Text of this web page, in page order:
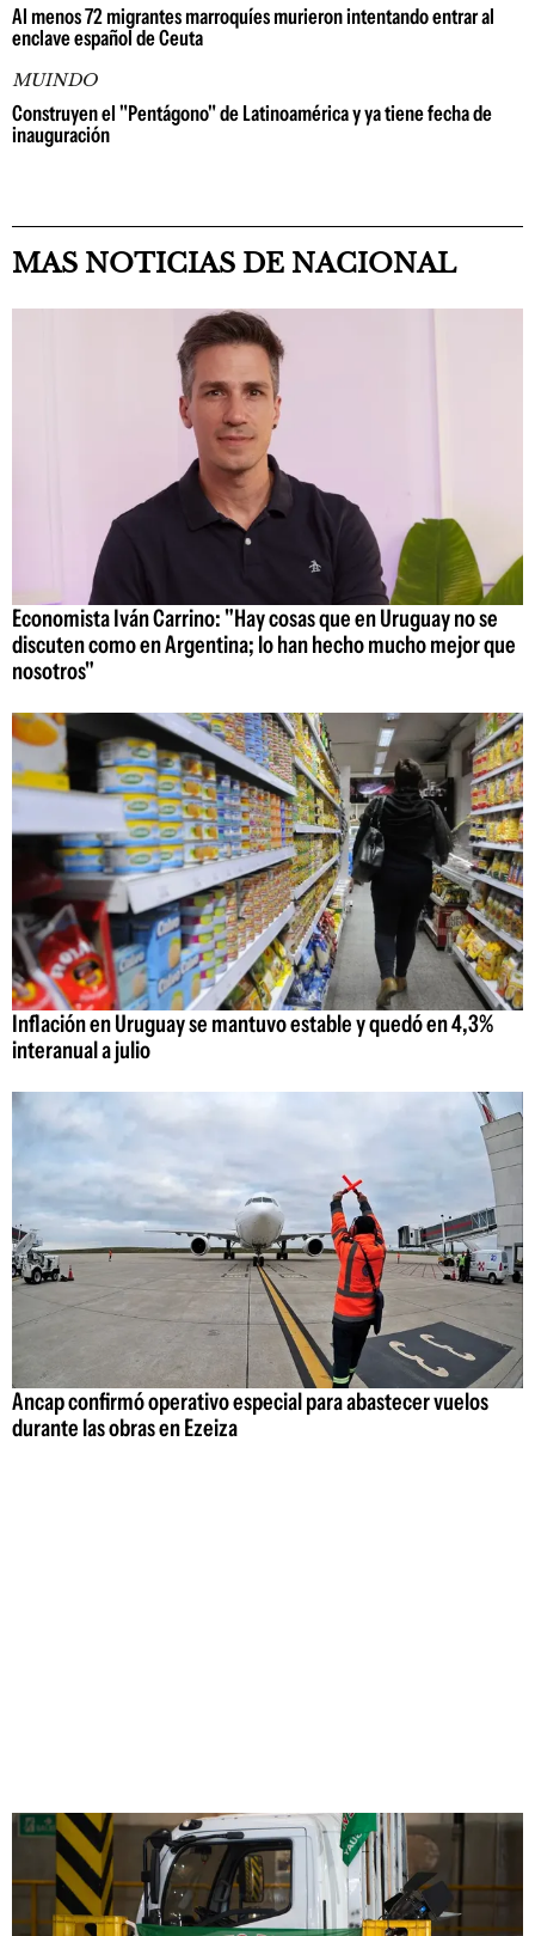
Al menos 72 migrantes marroquíes murieron intentando entrar al
enclave español de Ceuta
MUINDO
Construyen el "Pentágono" de Latinoamérica y ya tiene fecha de
inauguración
MAS NOTICIAS DE NACIONAL
Economista Iván Carrino: "Hay cosas que en Uruguay no se
discuten como en Argentina; lo han hecho mucho mejor que
nosotros"
Inflación en Uruguay se mantuvo estable y quedó en 4,3%
interanual a julio
Ancap confirmó operativo especial para abastecer vuelos
durante las obras en Ezeiza